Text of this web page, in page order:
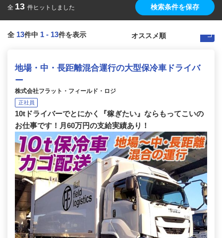
全 13 件ヒットしました 検索条件を保存
全 13件中 1 - 13件を表示
地場・中・長距離混合運行の大型保冷車ドライバ
ー
株式会社フラット・フィールド・ロジ
正社員
10tドライバーでとにかく『稼ぎたい』ならもってこいの
お仕事です！月60万円の支給実績あり！